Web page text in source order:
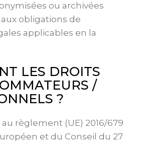
ou archivées
obligations de
applicables en la
LES DROITS
/
?
règlement (UE) 2016/679
et du Conseil du 27